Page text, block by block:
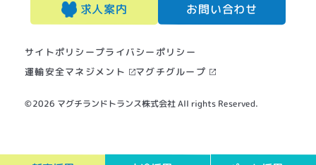
求人案内 お問い合わせ
サイトポリシープライバシーポリシー
運輸安全マネジメント
マグチグループ
©2026 マグチランドトランス株式会社 All rights Reserved.